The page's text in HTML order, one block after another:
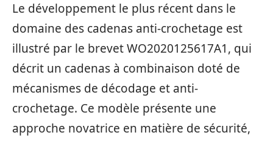
Le développement le plus récent dans le
domaine des cadenas anti-crochetage est
illustré par le brevet WO2020125617A1, qui
décrit un cadenas à combinaison doté de
mécanismes de décodage et anti-
crochetage. Ce modèle présente une
approche novatrice en matière de sécurité,